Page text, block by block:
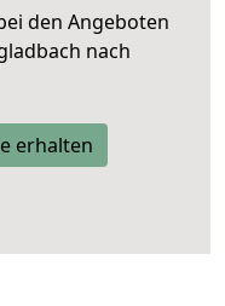
den Angeboten
nach
erhalten